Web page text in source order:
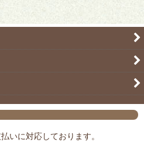
いに対応しております。